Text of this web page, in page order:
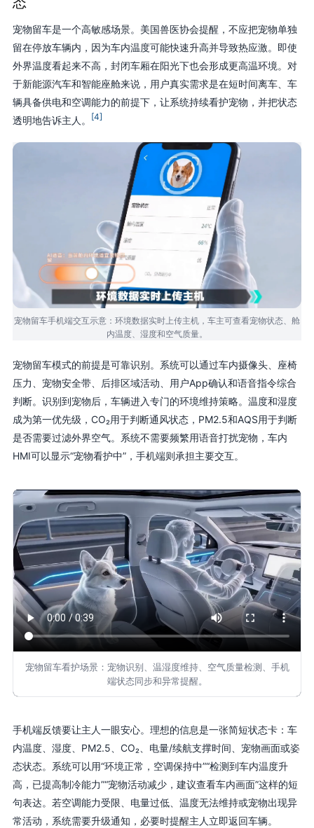
宠物留车是一个高敏感场景。美国兽医协会提醒，不应把宠物单独
留在停放车辆内，因为车内温度可能快速升高并导致热应激。即使
外界温度看起来不高，封闭车厢在阳光下也会形成更高温环境。对
于新能源汽车和智能座舱来说，用户真实需求是在短时间离车、车
辆具备供电和空调能力的前提下，让系统持续看护宠物，并把状态
透明地告诉主人。
[4]
宠物留车手机端交互示意：环境数据实时上传主机，车主可查看宠物状态、舱
内温度、湿度和空气质量。
宠物留车模式的前提是可靠识别。系统可以通过车内摄像头、座椅
压力、宠物安全带、后排区域活动、用户App确认和语音指令综合
判断。识别到宠物后，车辆进入专门的环境维持策略。温度和湿度
成为第一优先级，CO₂用于判断通风状态，PM2.5和AQS用于判断
是否需要过滤外界空气。系统不需要频繁用语音打扰宠物，车内
HMI可以显示“宠物看护中”，手机端则承担主要交互。
宠物留车看护场景：宠物识别、温湿度维持、空气质量检测、手机
端状态同步和异常提醒。
手机端反馈要让主人一眼安心。理想的信息是一张简短状态卡：车
内温度、湿度、PM2.5、CO₂、电量/续航支撑时间、宠物画面或姿
态状态。系统可以用“环境正常，空调保持中”“检测到车内温度升
高，已提高制冷能力”“宠物活动减少，建议查看车内画面”这样的短
句表达。若空调能力受限、电量过低、温度无法维持或宠物出现异
常活动，系统需要升级通知，必要时提醒主人立即返回车辆。